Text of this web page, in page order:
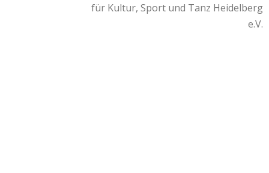
für Kultur, Sport und Tanz Heidelberg
e.V.